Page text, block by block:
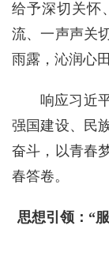
给予深切关怀
流、一声声关
雨露，沁润心田
响应习近
强国建设、民
奋斗，以青春
春答卷。
思想引领：“